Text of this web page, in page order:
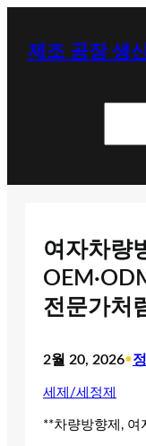
제조 공장 생
여자차량
전문가처
2월 20, 2026•
세제/세정제
**차량방향제, 여